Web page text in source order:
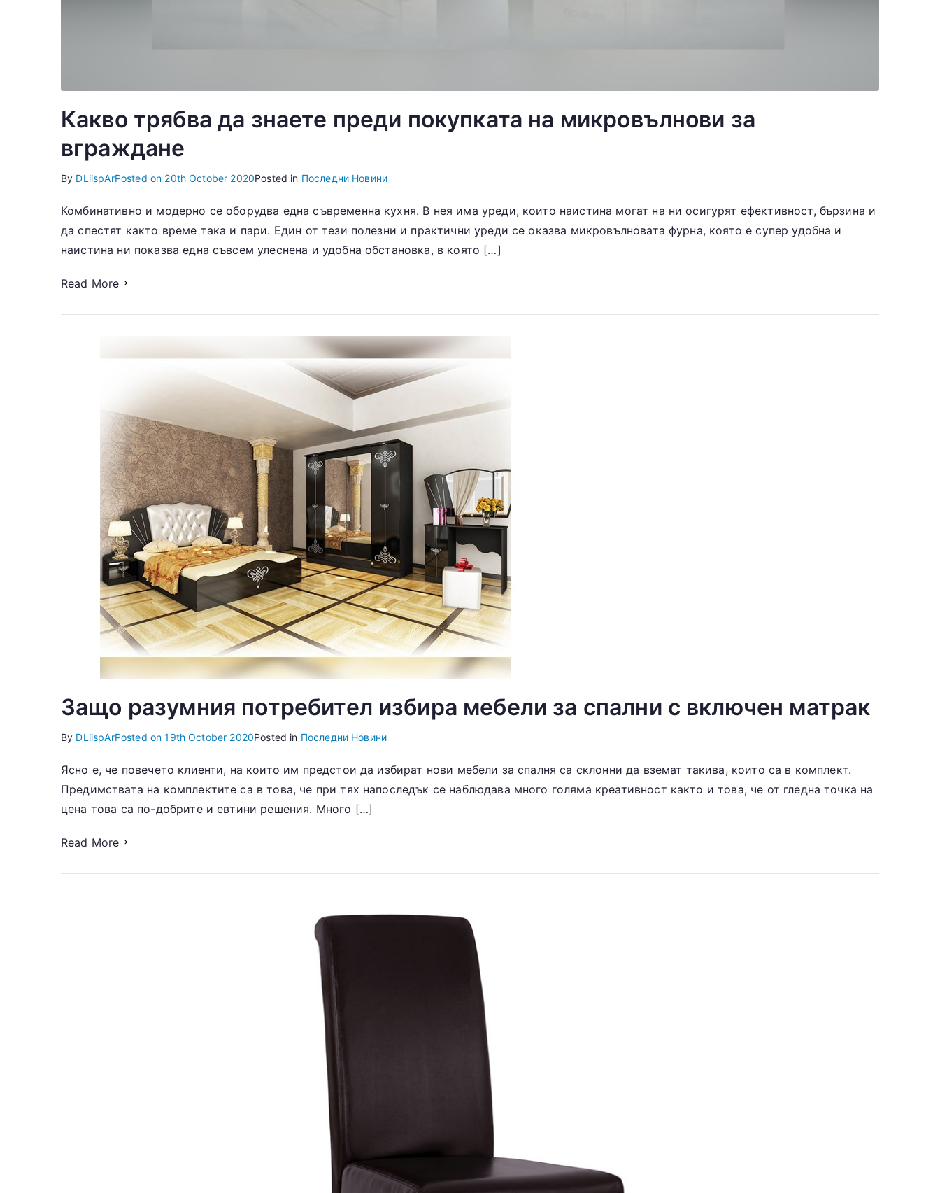
Какво трябва да знаете преди покупката на микровълнови за
вграждане
By DLiispArPosted on 20th October 2020Posted in Последни Новини
Комбинативно и модерно се оборудва една съвременна кухня. В нея има уреди, които наистина могат на ни осигурят ефективност, бързина и
да спестят както време така и пари. Един от тези полезни и практични уреди се оказва микровълновата фурна, която е супер удобна и
наистина ни показва една съвсем улеснена и удобна обстановка, в която […]
Read More
Защо разумния потребител избира мебели за спални с включен матрак
By DLiispArPosted on19th October 2020Posted in Последни Новини
Ясно е, че повечето клиенти, на които им предстои да избират нови мебели за спалня са склонни да вземат такива, които са в комплект.
Предимствата на комплектите са в това, че при тях напоследък се наблюдава много голяма креативност както и това, че от гледна точка на
цена това са по-добрите и евтини решения. Много […]
Read More